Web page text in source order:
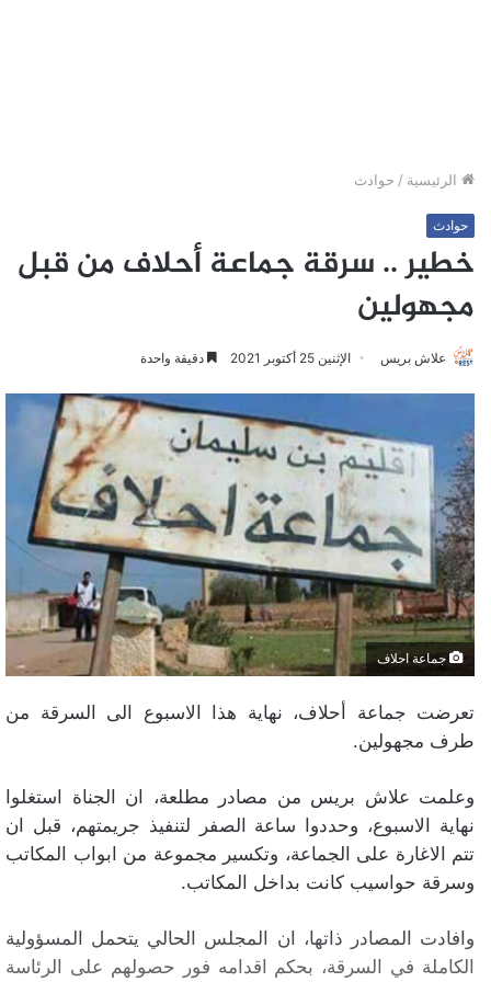
الرئيسية / حوادث
حوادث
خطير .. سرقة جماعة أحلاف من قبل
مجهولين
علاش بريس الإثنين 25 أكتوبر 2021 دقيقة واحدة
جماعة احلاف
تعرضت جماعة أحلاف، نهاية هذا الاسبوع الى السرقة من
طرف مجهولين.
وعلمت علاش بريس من مصادر مطلعة، ان الجناة استغلوا
نهاية الاسبوع، وحددوا ساعة الصفر لتنفيذ جريمتهم، قبل ان
تتم الاغارة على الجماعة، وتكسير مجموعة من ابواب المكاتب
وسرقة حواسيب كانت بداخل المكاتب.
وافادت المصادر ذاتها، ان المجلس الحالي يتحمل المسؤولية
الكاملة في السرقة، بحكم اقدامه فور حصولهم على الرئاسة